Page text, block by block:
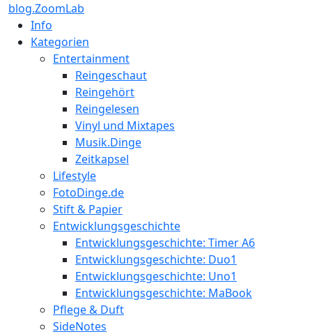
blog.ZoomLab
Info
Kategorien
Entertainment
Reingeschaut
Reingehört
Reingelesen
Vinyl und Mixtapes
Musik.Dinge
Zeitkapsel
Lifestyle
FotoDinge.de
Stift & Papier
Entwicklungsgeschichte
Entwicklungsgeschichte: Timer A6
Entwicklungsgeschichte: Duo1
Entwicklungsgeschichte: Uno1
Entwicklungsgeschichte: MaBook
Pflege & Duft
SideNotes